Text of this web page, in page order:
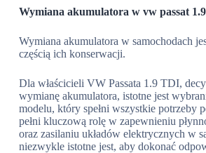
Wymiana akumulatora w vw passat
Wymiana akumulatora w samochodach
częścią ich konserwacji.
Dla właścicieli VW Passata 1.9 TDI,
wymianę akumulatora, istotne jest
modelu, który spełni wszystkie potrzeby
pełni kluczową rolę w zapewnieniu
oraz zasilaniu układów elektrycznych w
niezwykle istotne jest, aby dokonać